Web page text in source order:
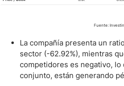
Fuente:
La compañía presenta un
sector (-62.92%), mientras
competidores es negativo, lo
conjunto, están generando